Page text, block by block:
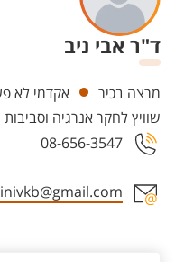
ד"ר אבי ניב
Departments
מרצה בכיר אקדמי לא
שוויץ לחקר אנרגיה
08-656-3547